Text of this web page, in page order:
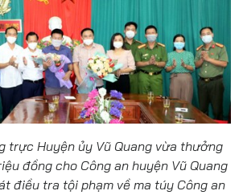
trực Huyện ủy Vũ Quang vừa thưởng
đồng cho Công an huyện Vũ Quang
điều tra tội phạm về ma túy Công an